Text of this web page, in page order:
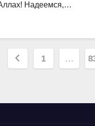
Надеемся,…
Пагинация
1 …